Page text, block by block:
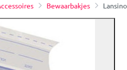
Bewaarbakjes